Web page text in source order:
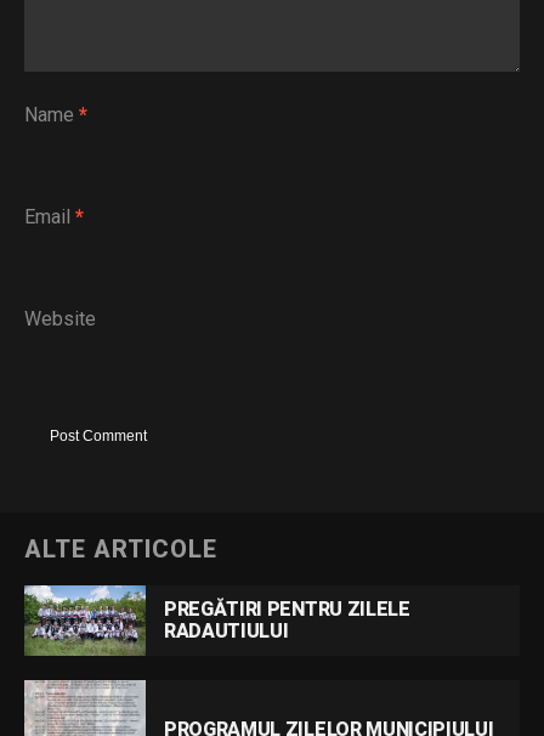
Name *
Email *
Website
ALTE ARTICOLE
PREGĂTIRI PENTRU ZILELE
RADAUTIULUI
PROGRAMUL ZILELOR MUNICIPIULUI